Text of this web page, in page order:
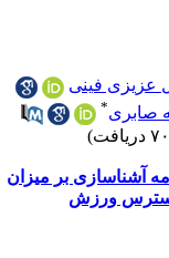
فینی
آشناسازی بر میزان
ورزش